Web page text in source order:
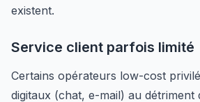
existent.
Service client parfois limité
Certains opérateurs low-cost
digitaux (chat, e-mail) au détriment